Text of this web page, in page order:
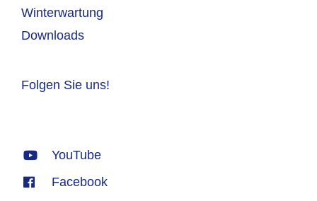
Winterwartung
Downloads
Folgen Sie uns!
YouTube
Facebook